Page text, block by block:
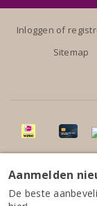
Domaine
Inloggen of
Sitemap
Aanmelden
De beste